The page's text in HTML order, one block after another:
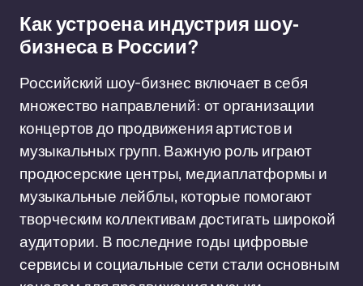
Как устроена индустрия шоу-
бизнеса в России?
Российский шоу-бизнес включает в себя
множество направлений: от организации
концертов до продвижения артистов и
музыкальных групп. Важную роль играют
продюсерские центры, медиаплатформы и
музыкальные лейблы, которые помогают
творческим коллективам достигать широкой
аудитории. В последние годы цифровые
сервисы и социальные сети стали основным